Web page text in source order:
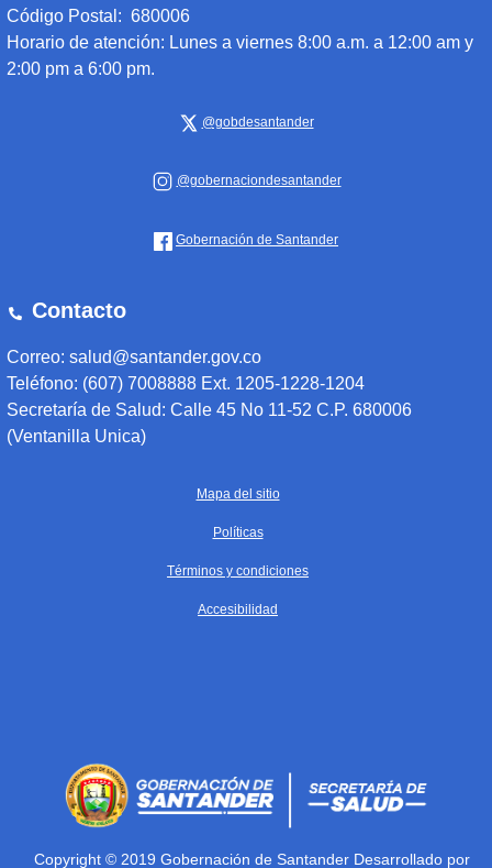
Código Postal: 680006
Horario de atención: Lunes a viernes 8:00 a.m. a 12:00 am y
2:00 pm a 6:00 pm.
@gobdesantander
@gobernaciondesantander
Gobernación de Santander
Contacto
Correo: salud@santander.gov.co
Teléfono: (607) 7008888 Ext. 1205-1228-1204
Secretaría de Salud: Calle 45 No 11-52 C.P. 680006
(Ventanilla Unica)
Mapa del sitio
Políticas
Términos y condiciones
Accesibilidad
Copyright © 2019 Gobernación de Santander Desarrollado por